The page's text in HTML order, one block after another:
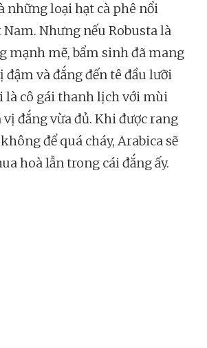
những loại hạt cà phê nổi
Nam. Nhưng nếu Robusta là
mạnh mẽ, bẩm sinh đã mang
và đắng đến tê đầu lưỡi
là cô gái thanh lịch với mùi
đắng vừa đủ. Khi được rang
để quá cháy, Arabica sẽ
hoà lẫn trong cái đắng ấy.